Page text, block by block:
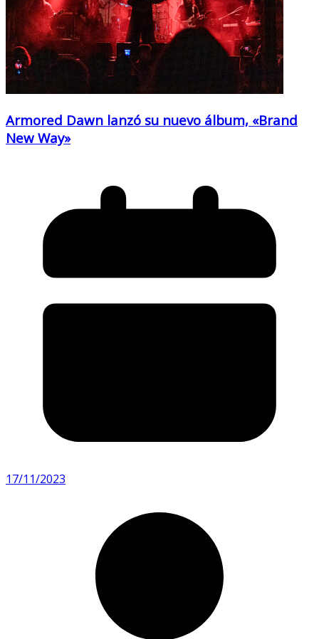
Armored Dawn lanzó su nuevo álbum, «Brand
New Way»
17/11/2023